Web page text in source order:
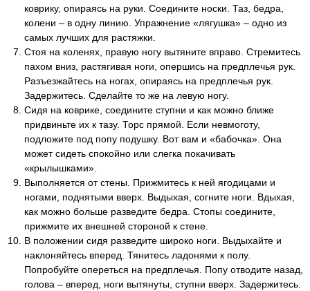
коврику, опираясь на руки. Соедините носки. Таз, бедра,
колени – в одну линию. Упражнение «лягушка» – одно из
самых лучших для растяжки.
Стоя на коленях, правую ногу вытяните вправо. Стремитесь
пахом вниз, растягивая ноги, опершись на предплечья рук.
Разъезжайтесь на ногах, опираясь на предплечья рук.
Задержитесь. Сделайте то же на левую ногу.
Сидя на коврике, соедините ступни и как можно ближе
придвиньте их к тазу. Торс прямой. Если невмоготу,
подложите под попу подушку. Вот вам и «бабочка». Она
может сидеть спокойно или слегка покачивать
«крылышками».
Выполняется от стены. Прижмитесь к ней ягодицами и
ногами, поднятыми вверх. Выдыхая, согните ноги. Вдыхая,
как можно больше разведите бедра. Стопы соедините,
прижмите их внешней стороной к стене.
В положении сидя разведите широко ноги. Выдыхайте и
наклоняйтесь вперед. Тянитесь ладонями к полу.
Попробуйте опереться на предплечья. Попу отводите назад,
голова – вперед, ноги вытянуты, ступни вверх. Задержитесь.